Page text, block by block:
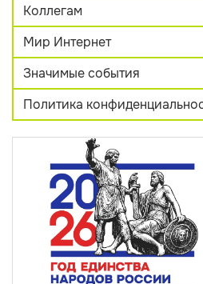
Коллегам
Мир Интернет
Значимые события
Политика